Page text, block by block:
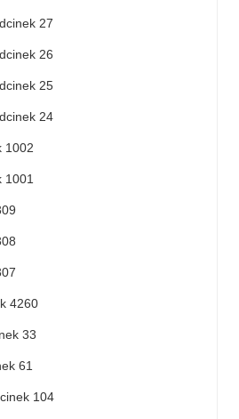
27
26
25
24
1002
1001
4260
33
61
104